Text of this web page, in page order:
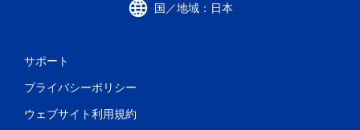
国／地域：日本
サポート
プライバシーポリシー
ウェブサイト利用規約